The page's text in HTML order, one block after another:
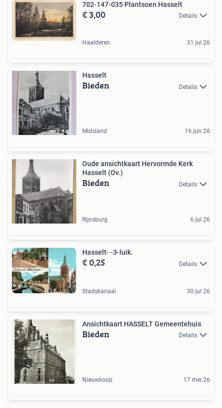
702-147-035 Plantsoen Hasselt
€ 3,00 Details
Haalderen 31 jul 26
Hasselt
Bieden Details
Midsland 16 jun 26
Oude ansichtkaart Hervormde Kerk
Hasselt (Ov.)
Bieden Details
Rijnsburg 6 jul 26
Hasselt- -3-luik.
€ 0,25 Details
Stadskanaal 30 jul 26
Ansichtkaart HASSELT Gemeentehuis
Bieden Details
Nieuwkoop 17 mei 26